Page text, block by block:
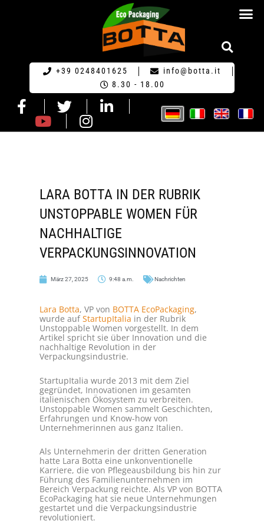
+39 0248401625
info@botta.it
8.30 - 18.00
LARA BOTTA IN DER RUBRIK
UNSTOPPABLE WOMEN FÜR
NACHHALTIGE
VERPACKUNGSINNOVATION
März 27, 2025 9:48 a.m. Nachrichten
Lara Botta, VP von BOTTA EcoPackaging,
wurde aufStartupItalia in der Rubrik
Unstoppable Women vorgestellt. In dem
Artikel spricht sie über Innovation und die
nachhaltige Revolution in der
Verpackungsindustrie.
StartupItalia wurde 2013 mit dem Ziel
gegründet, Innovationen im gesamten
italienischen Ökosystem zu verbreiten.
Unstoppable Women sammelt Geschichten,
Erfahrungen und Know-how von
Unternehmerinnen aus ganz Italien.
Als Unternehmerin der dritten Generation
hatte Lara Botta eine unkonventionelle
Karriere, die von Pflegeausbildung bis hin zur
Führung des Familienunternehmen im
Bereich Verpackung reichte. Als VP von BOTTA
EcoPackaging hat sie neue Unternehmungen
gestartet und die Verpackungsindustrie
revolutioniert.